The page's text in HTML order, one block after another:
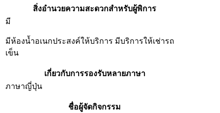
สิ่งอำนวยความสะดวกสำหรับผู้พิการ
มี
มีห้องน้ำอเนกประสงค์ให้บริการ มีบริการให้เช่ารถ
เข็น
เกี่ยวกับการรองรับหลายภาษา
ภาษาญี่ปุ่น
ชื่อผู้จัดกิจกรรม